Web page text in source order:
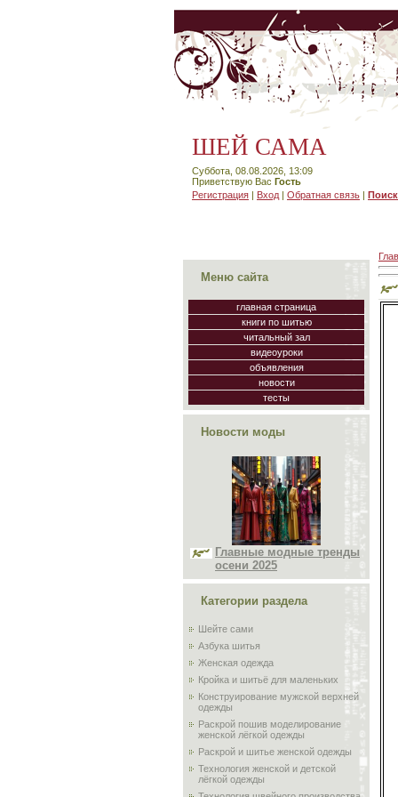
ШЕЙ САМА
Суббота, 08.08.2026, 13:09
Приветствую Вас Гость
Регистрация | Вход | Обратная связь |
Меню сайта
главная страница
книги по шитью
читальный зал
видеоуроки
объявления
новости
тесты
Новости моды
Главные модные тренды
осени 2025
Категории раздела
Шейте сами
Азбука шитья
Женская одежда
Кройка и шитьё для маленьких
Конструирование мужской верхней
одежды
Раскрой пошив моделирование
женской лёгкой одежды
Раскрой и шитье женской одежды
Технология женской и детской
лёгкой одежды